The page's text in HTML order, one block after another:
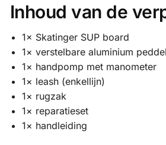
Inhoud van de
1× Skatinger SUP board
1× verstelbare aluminium peddel
1× handpomp met manometer
1× leash (enkellijn)
1× rugzak
1× reparatieset
1× handleiding